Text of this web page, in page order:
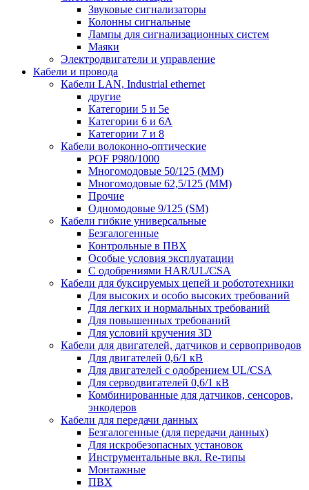
Звуковые сигнализаторы
Колонны сигнальные
Лампы для сигнализационных систем
Маяки
Электродвигатели и управление
Кабели и провода
Кабели LAN, Industrial ethernet
другие
Категории 5 и 5е
Категории 6 и 6A
Категории 7 и 8
Кабели волоконно-оптические
POF P980/1000
Многомодовые 50/125 (ММ)
Многомодовые 62,5/125 (ММ)
Прочие
Одномодовые 9/125 (SM)
Кабели гибкие универсальные
Безгалогенные
Контрольные в ПВХ
Особые условия эксплуатации
С одобрениями HAR/UL/CSA
Кабели для буксируемых цепей и робототехники
Для высоких и особо высоких требований
Для легких и нормальных требований
Для повышенных требований
Для условий кручения 3D
Кабели для двигателей, датчиков и сервоприводов
Для двигателей 0,6/1 кВ
Для двигателей с одобрением UL/CSA
Для серводвигателей 0,6/1 кВ
Комбинированные для датчиков, cенсоров,
энкодеров
Кабели для передачи данных
Безгалогенные (для передачи данных)
Для искробезопасных установок
Инструментальные вкл. Re-типы
Монтажные
ПВХ